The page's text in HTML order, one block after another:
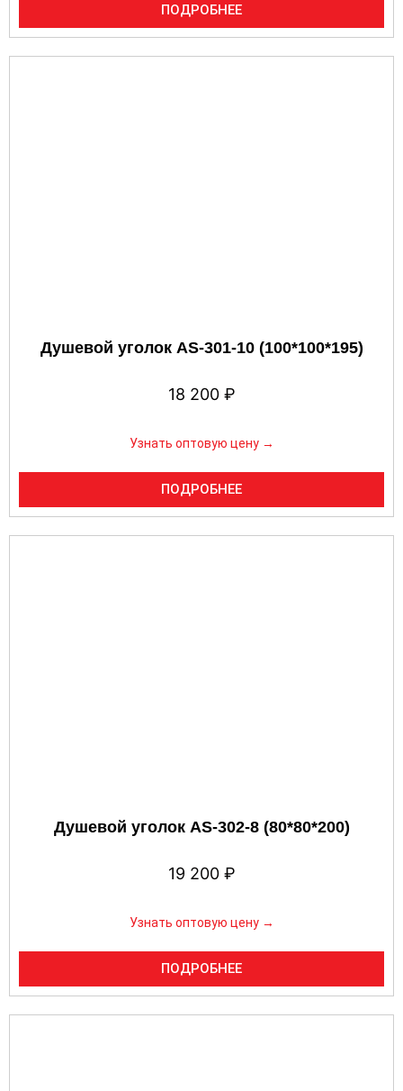
ПОДРОБНЕЕ
Душевой уголок AS-301-10 (100*100*195)
18 200 ₽
Узнать оптовую цену →
ПОДРОБНЕЕ
Душевой уголок AS-302-8 (80*80*200)
19 200 ₽
Узнать оптовую цену →
ПОДРОБНЕЕ